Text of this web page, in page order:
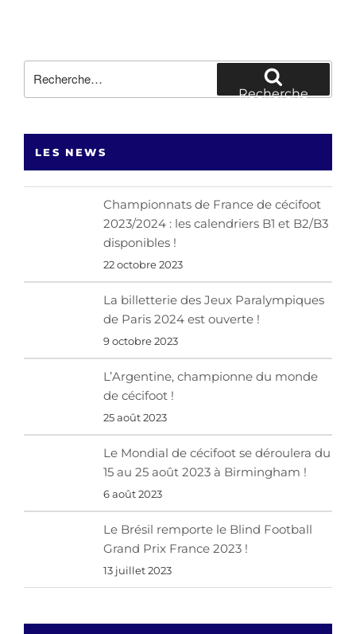
pour
Recherche
LES NEWS
Championnats de France de cécifoot
2023/2024 : les calendriers B1 et B2/B3
disponibles !
22 octobre 2023
La billetterie des Jeux Paralympiques
de Paris 2024 est ouverte !
9 octobre 2023
L’Argentine, championne du monde
de cécifoot !
25 août 2023
Le Mondial de cécifoot se déroulera du
15 au 25 août 2023 à Birmingham !
6 août 2023
Le Brésil remporte le Blind Football
Grand Prix France 2023 !
13 juillet 2023